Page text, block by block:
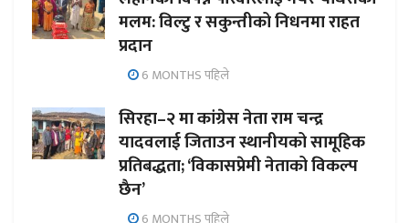
मलम: विल्टु र सकुन्तीको निधनमा राहत
प्रदान
6 MONTHS पहिले
सिरहा–२ मा कांग्रेस नेता राम चन्द्र
यादवलाई जिताउन स्थानीयको सामूहिक
प्रतिबद्धता; ‘विकासप्रेमी नेताको विकल्प
छैन’